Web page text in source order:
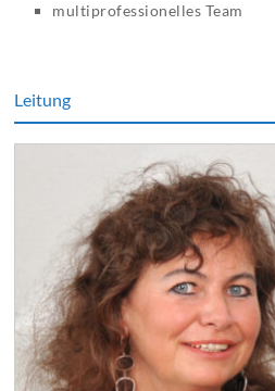
multiprofessionelles Team
Leitung